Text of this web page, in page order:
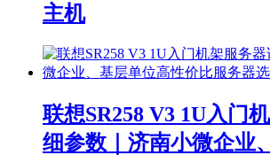
主机
联想SR258 V3 1U入门
细参数｜济南小微企业